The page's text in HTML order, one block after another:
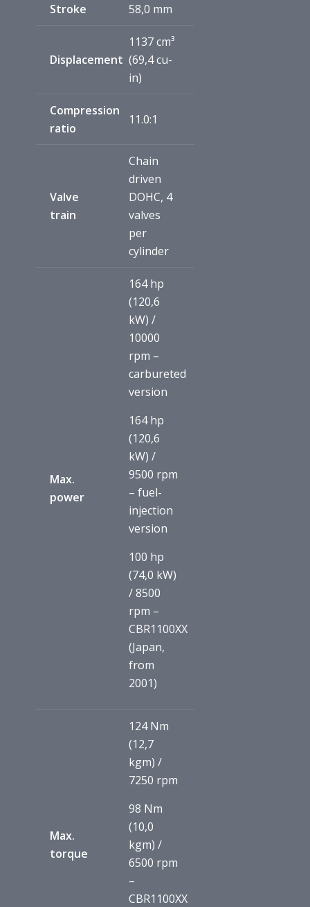
Stroke
58,0 mm
Displacement
1137 cm³
(69,4 cu-
in)
Compression
ratio
11.0:1
Valve
train
Chain
driven
DOHC, 4
valves
per
cylinder
Max.
power
164 hp
(120,6
kW) /
10000
rpm –
carbureted
version
164 hp
(120,6
kW) /
9500 rpm
– fuel-
injection
version
100 hp
(74,0 kW)
/ 8500
rpm –
CBR1100XX
(Japan,
from
2001)
Max.
torque
124 Nm
(12,7
kgm) /
7250 rpm
98 Nm
(10,0
kgm) /
6500 rpm
–
CBR1100XX